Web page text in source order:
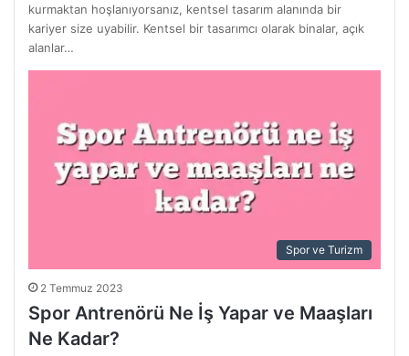
kurmaktan hoşlanıyorsanız, kentsel tasarım alanında bir
kariyer size uyabilir. Kentsel bir tasarımcı olarak binalar, açık
alanlar…
Spor ve Turizm
2 Temmuz 2023
Spor Antrenörü Ne İş Yapar ve Maaşları
Ne Kadar?